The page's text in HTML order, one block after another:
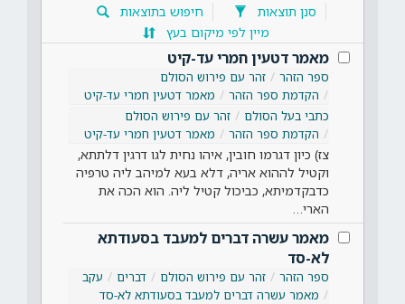
סנן תוצאות
חיפוש בתוצאות
מיין לפי מיקום בעץ
מאמר דטעין חמרי עד-קיט
ספר הזהר
זהר עם פירוש הסולם
הקדמת ספר הזהר
מאמר דטעין חמרי עד-קיט
כתבי בעל הסולם
זהר עם פירוש הסולם
הקדמת ספר הזהר
מאמר דטעין חמרי עד-קיט
צז) כיון דגרמו חובין, איהו נחית לגו דרגין דלתתא,
וקטיל לההוא אריה, דלא בעא למיהב ליה טרפיה
כדבקדמיתא, כביכול קטיל ליה. הוא הכה את
הארי…
מאמר עשרה דברים למעבד בסעודתא
לא-סד
ספר הזהר זהר עם פירוש הסולם דברים
עקב
מאמר עשרה דברים למעבד בסעודתא לא-סד